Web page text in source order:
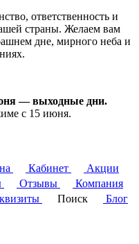
ответственность и
страны. Желаем вам
дне, мирного неба и
— выходные дни.
с 15 июня.
Кабинет
Акции
Отзывы
Компания
Поиск
Блог